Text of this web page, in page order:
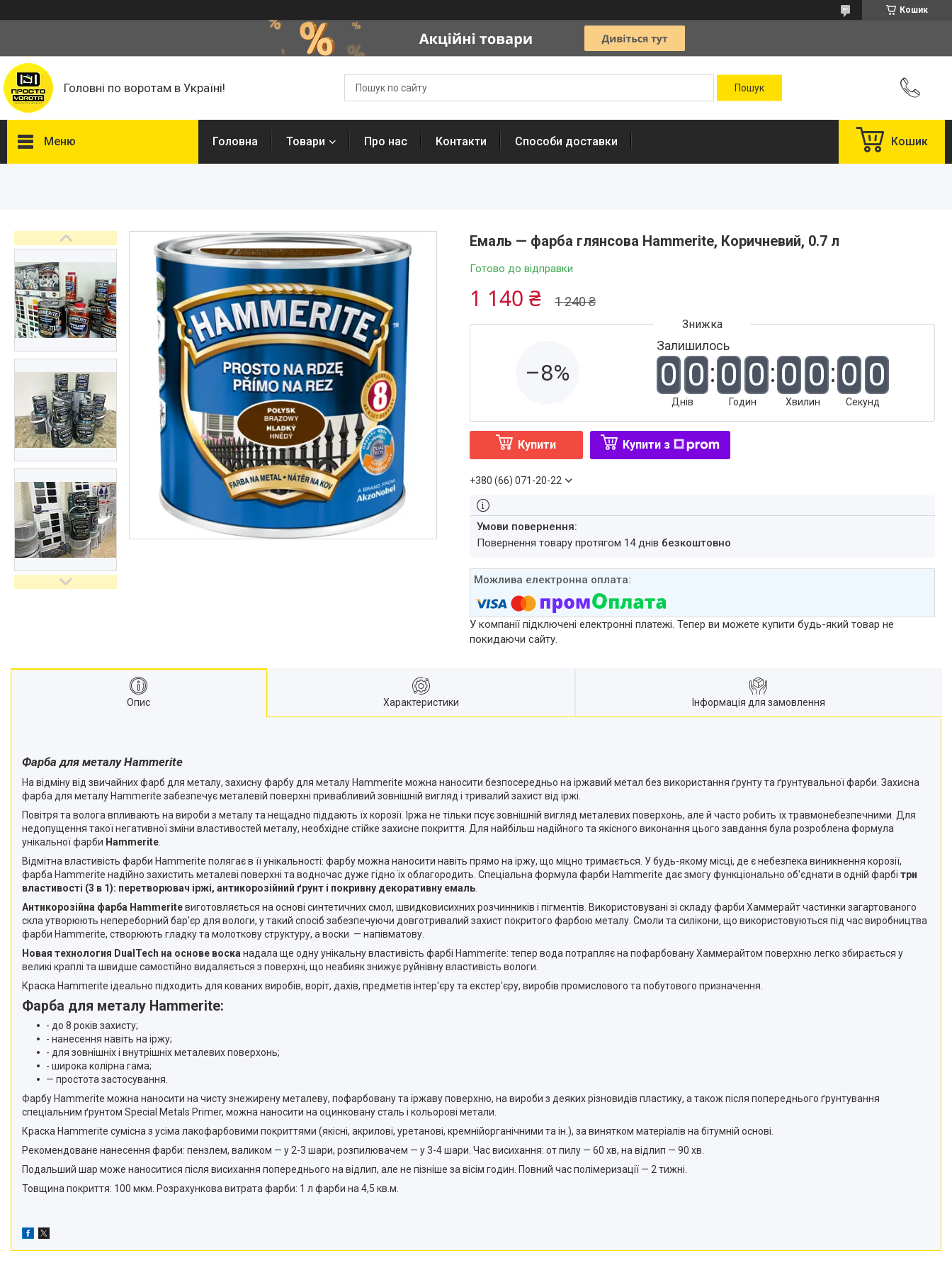
Кошик
Головні по воротам в Україні!
Меню
Фільонка
Фарба Hammerite, Грунти та
розчинники
Замки для воріт і хвірток
Про нас
Відгуки
Ворота "Звари Сам"
Навіси "Збери Сам"
Каркаси відкатних воріт з
зашивкою
Каркаси відкатних воріт з
автоматикою
Головна Товари Про нас Контакти Способи доставки Кошик
Емаль — фарба глянсова Hammerite, Коричневий, 0.7 л
Готово до відправки
1 240 ₴
1 140 ₴
–8%
Залишилось
0 0
Днів
0 0
Годин
0 0
Хвилин
0 0
Секунд
Купити Купити з
+380 (66) 071-20-22
повернення товару протягом 14 днів безкоштовно
У компанії підключені електронні платежі. Тепер ви можете купити будь-який товар не
покидаючи сайту.
Опис Характеристики Інформація для замовлення
Фарба для металу Hammerite
На відміну від звичайних фарб для металу, захисну фарбу для металу Hammerite можна наносити безпосередньо на іржавий метал без використання ґрунту та ґрунтувальної фарби. Захисна
фарба для металу Hammerite забезпечує металевій поверхні привабливий зовнішній вигляд і тривалий захист від іржі.
Повітря та волога впливають на вироби з металу та нещадно піддають їх корозії. Іржа не тільки псує зовнішній вигляд металевих поверхонь, але й часто робить їх травмонебезпечними. Для
недопущення такої негативної зміни властивостей металу, необхідне стійке захисне покриття. Для найбільш надійного та якісного виконання цього завдання була розроблена формула
унікальної фарби Hammerite
Відмітна властивість фарби Hammerite полягає в її унікальності: фарбу можна наносити навіть прямо на іржу, що міцно тримається. У будь-якому місці, де є небезпека виникнення корозії,
фарба Hammerite надійно захистить металеві поверхні та водночас дуже гідно їх облагородить. Спеціальна формула фарби Hammerite дає змогу функціонально об'єднати в одній фарбі три
властивості (3 в 1): перетворювач іржі, антикорозійний ґрунт і покривну декоративну емаль
Антикорозійна фарба Hammeriteвиготовляється на основі синтетичних смол, швидковисихних розчинників і пігментів. Використовувані зі складу фарби Хаммерайт частинки загартованого
скла утворюють непереборний бар'єр для вологи, у такий спосіб забезпечуючи довготривалий захист покритого фарбою металу. Смоли та силікони, що використовуються під час виробництва
фарби Hammerite, створюють гладку та молоткову структуру, а воски — напівматову.
Новая технология DualTech на основе воска надала ще одну унікальну властивість фарбі Hammerite: тепер вода потрапляє на пофарбовану Хаммерайтом поверхню легко збирається у
великі краплі та швидше самостійно видаляється з поверхні, що неабияк знижує руйнівну властивість вологи.
Краска Hammerite ідеально підходить для кованих виробів, воріт, дахів, предметів інтер'єру та екстер'єру, виробів промислового та побутового призначення.
Фарба для металу Hammerite:
- до 8 років захисту;
- нанесення навіть на іржу;
- для зовнішніх і внутрішніх металевих поверхонь;
- широка колірна гама;
— простота застосування.
Фарбу Hammerite можна наносити на чисту знежирену металеву, пофарбовану та іржаву поверхню, на вироби з деяких різновидів пластику, а також після попереднього ґрунтування
спеціальним ґрунтом Special Metals Primer, можна наносити на оцинковану сталь і кольорові метали.
Краска Hammerite сумісна з усіма лакофарбовими покриттями (якісні, акрилові, уретанові, кремнійорганічними та ін.), за винятком матеріалів на бітумній основі.
Рекомендоване нанесення фарби: пензлем, валиком — у 2-3 шари, розпилювачем — у 3-4 шари. Час висихання: oт пилу — 60 хв, на відлип — 90 хв.
Подальший шар може наноситися після висихання попереднього на відлип, але не пізніше за вісім годин. Повний час полімеризації — 2 тижні.
Товщина покриття: 100 мкм. Розрахункова витрата фарби: 1 л фарби на 4,5 кв.м.